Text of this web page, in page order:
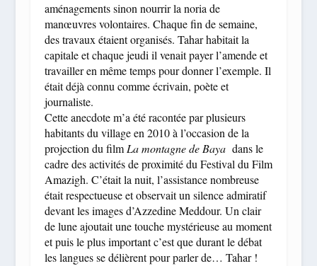
aménagements sinon nourrir la noria de
manœuvres volontaires. Chaque fin de semaine,
des travaux étaient organisés. Tahar habitait la
capitale et chaque jeudi il venait payer l’amende et
travailler en même temps pour donner l’exemple. Il
était déjà connu comme écrivain, poète et
journaliste.
Cette anecdote m’a été racontée par plusieurs
habitants du village en 2010 à l’occasion de la
projection du filmLa montagne de Baya dans le
cadre des activités de proximité du Festival du Film
Amazigh. C’était la nuit, l’assistance nombreuse
était respectueuse et observait un silence admiratif
devant les images d’Azzedine Meddour. Un clair
de lune ajoutait une touche mystérieuse au moment
et puis le plus important c’est que durant le débat
les langues se délièrent pour parler de… Tahar !